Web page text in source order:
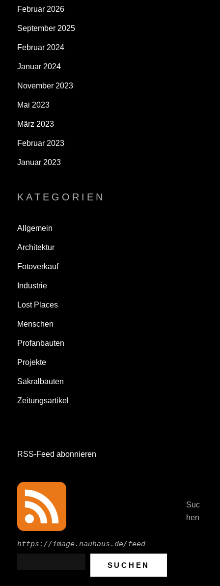
Februar 2026
September 2025
Februar 2024
Januar 2024
November 2023
Mai 2023
März 2023
Februar 2023
Januar 2023
KATEGORIEN
Allgemein
Architektur
Fotoverkauf
Industrie
Lost Places
Menschen
Profanbauten
Projekte
Sakralbauten
Zeitungsartikel
RSS-Feed abonnieren
https://image.nauhaus.de/feed
Suc
hen
SUCHEN